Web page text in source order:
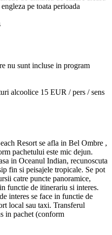
pe toata perioada
nu sunt incluse in program
alcoolice 15 EUR / pers / sens
Resort se afla in Bel Ombre ,
pachetului este mic dejun.
in Oceanul Indian, recunoscuta
fin si peisajele tropicale. Se pot
catre puncte panoramice,
functie de itinerariu si interes.
interes se face in functie de
local sau taxi. Transferul
in pachet (conform